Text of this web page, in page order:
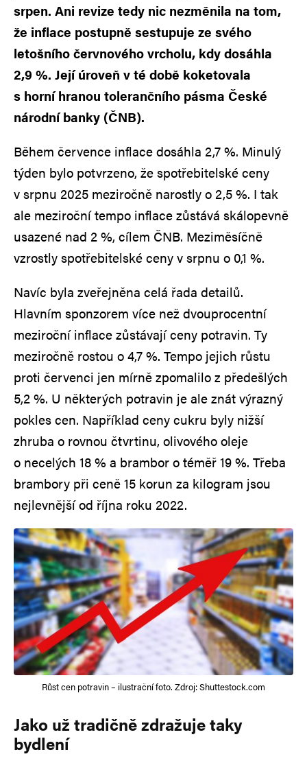
srpen. Ani revize tedy nic nezměnila na tom,
že inflace postupně sestupuje ze svého
letošního červnového vrcholu, kdy dosáhla
2,9 %. Její úroveň v té době koketovala
s horní hranou tolerančního pásma České
národní banky (ČNB).
Během července inflace dosáhla 2,7 %. Minulý
týden bylo potvrzeno, že spotřebitelské ceny
v srpnu 2025 meziročně narostly o 2,5 %. I tak
ale meziroční tempo inflace zůstává skálopevně
usazené nad 2 %, cílem ČNB. Meziměsíčně
vzrostly spotřebitelské ceny v srpnu o 0,1 %.
Navíc byla zveřejněna celá řada detailů.
Hlavním sponzorem více než dvouprocentní
meziroční inflace zůstávají ceny potravin. Ty
meziročně rostou o 4,7 %. Tempo jejich růstu
proti červenci jen mírně zpomalilo z předešlých
5,2 %. U některých potravin je ale znát výrazný
pokles cen. Například ceny cukru byly nižší
zhruba o rovnou čtvrtinu, olivového oleje
o necelých 18 % a brambor o téměř 19 %. Třeba
brambory při ceně 15 korun za kilogram jsou
nejlevnější od října roku 2022.
Růst cen potravin – ilustrační foto. Zdroj: Shuttestock.com
Jako už tradičně zdražuje taky
bydlení